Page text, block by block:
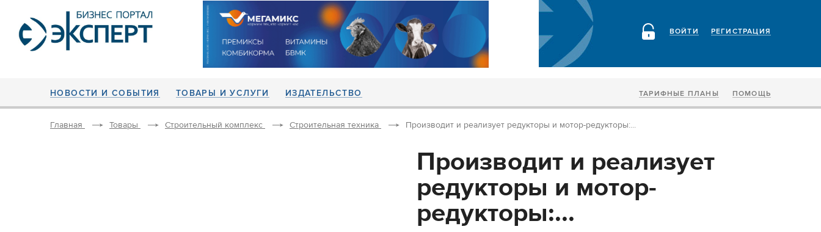
РЕГИСТРАЦИЯ
ВОЙТИ
НОВОСТИ И СОБЫТИЯ ТОВАРЫ И УСЛУГИ ИЗДАТЕЛЬСТВО ТАРИФНЫЕ ПЛАНЫ ПОМОЩЬ
Главная Товары Строительный комплекс Строительная техника Производит и реализует редукторы и мотор-редукторы:...
Производит и реализует
редукторы и мотор-
редукторы:...